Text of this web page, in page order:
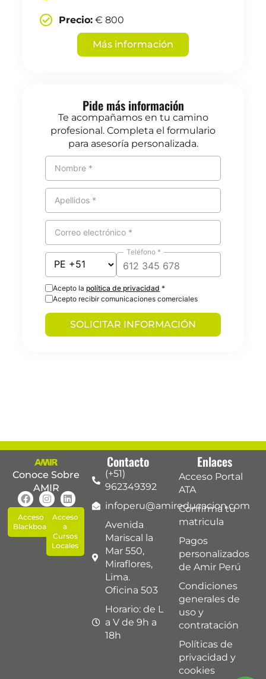
Precio: € 800
Más información
Pide más información
Te acompañamos en tu camino
profesional. Completa el formulario
para asesoría personalizada.
Nombre *
Apellidos *
Correo electrónico *
Teléfono *
Acepto lapolítica de privacidad *
Acepto recibir comunicaciones comerciales
SOLICITAR INFORMACIÓN
Conoce Sobre
AMIR
Acceso a
Blackboard
Acceso
a
Cursos
Locales
Contacto
(+51)
962349392
infoperu@amireducacion.com
Avenida
Mariscal la
Mar 550,
Miraflores,
Lima.
Oficina 503
Horario: de L
a V de 9h a
18h
Enlaces
Acceso Portal
ATA
Confirma tu
matricula
Pagos
personalizados
de Amir Perú
Condiciones
generales de
uso y
contratación
Políticas de
privacidad y
cookies